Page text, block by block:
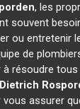
, les
souvent
ou entretenir
de
à résoudre
vous assurer